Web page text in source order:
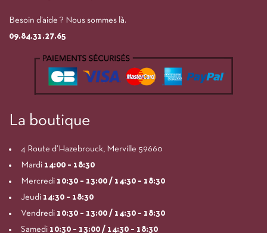
Besoin d’aide ? Nous sommes là.
09.84.31.27.65
La boutique
4 Route d’Hazebrouck, Merville 59660
Mardi 14:00 – 18:30
Mercredi 10:30 – 13:00 / 14:30 – 18:30
Jeudi 14:30 – 18:30
Vendredi 10:30 – 13:00 / 14:30 – 18:30
Samedi 10:30 – 13:00 / 14:30 – 18:30